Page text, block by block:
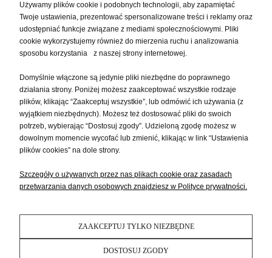
PŁATNOŚCI I DOSTAWA
O NAS
POKAŻ PEŁNĄ WERSJĘ STRONY
Używamy plików cookie i podobnych technologii, aby zapamiętać
Twoje ustawienia, prezentować spersonalizowane treści i reklamy oraz
udostępniać funkcje związane z mediami społecznościowymi. Pliki
cookie wykorzystujemy również do mierzenia ruchu i analizowania
sposobu korzystania z naszej strony internetowej.
Domyślnie włączone są jedynie pliki niezbędne do poprawnego
działania strony. Poniżej możesz zaakceptować wszystkie rodzaje
plików, klikając “Zaakceptuj wszystkie”, lub odmówić ich używania (z
wyjątkiem niezbędnych). Możesz też dostosować pliki do swoich
potrzeb, wybierając “Dostosuj zgody”. Udzieloną zgodę możesz w
dowolnym momencie wycofać lub zmienić, klikając w link “Ustawienia
plików cookies” na dole strony.
Szczegóły o używanych przez nas plikach cookie oraz zasadach
przetwarzania danych osobowych znajdziesz w Polityce prywatności.
ZAAKCEPTUJ TYLKO NIEZBĘDNE
DOSTOSUJ ZGODY